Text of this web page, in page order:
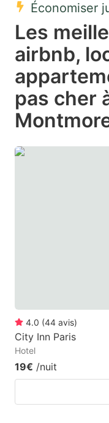
select
date.
Press
the
question
mark
key
Économiser
Les
airbnb,
pas cher
4.0 (44 avis)
City Inn Paris
Hotel
19€ /nuit